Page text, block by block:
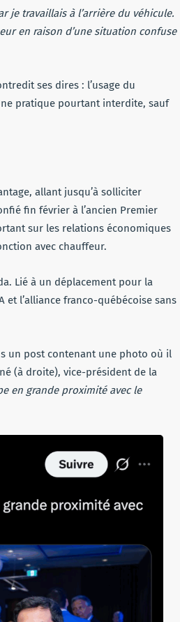
je travaillais à l’arrière du véhicule.
en raison d’une situation confuse
ses dires : l’usage du
pratique pourtant interdite, sauf
allant jusqu’à solliciter
fin février à l’ancien Premier
sur les relations économiques
avec chauffeur.
Lié à un déplacement pour la
l’alliance franco-québécoise sans
un post contenant une photo où il
(à droite), vice-président de la
en grande proximité avec le